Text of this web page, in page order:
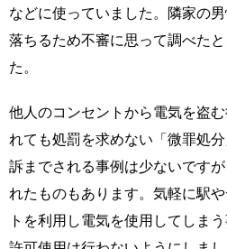
などに使っていました。隣家の
落ちるため不審に思って調べた
た。
他人のコンセントから電気を盗
れても処罰を求めない「微罪処
訴までされる事例は少ないです
れたものもあります。気軽に駅
トを利用し電気を使用してしま